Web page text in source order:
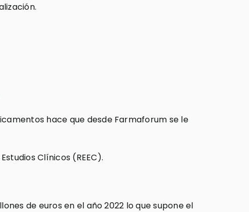
hace que desde Farmaforum se le
Clínicos (REEC).
de euros en el año 2022 lo que supone el